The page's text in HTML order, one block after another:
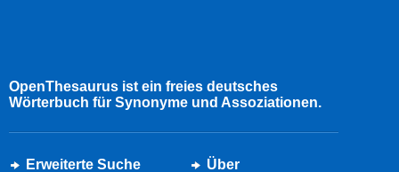
OpenThesaurus ist ein freies deutsches
Wörterbuch für Synonyme und Assoziationen.
Erweiterte Suche Über